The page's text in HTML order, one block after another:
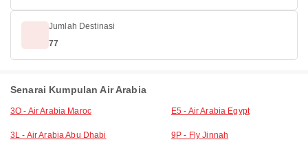
Jumlah Destinasi
77
Senarai Kumpulan Air Arabia
3O - Air Arabia Maroc E5 - Air Arabia Egypt
3L - Air Arabia Abu Dhabi 9P - Fly Jinnah